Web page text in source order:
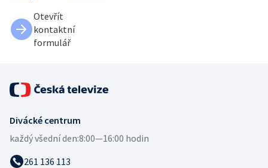
Otevřít
kontaktní
formulář
Divácké centrum
každý všední den:8:00—16:00 hodin
261 136 113